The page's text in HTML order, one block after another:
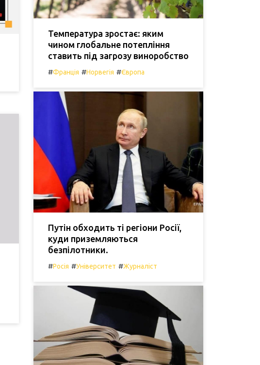
Температура зростає: яким
чином глобальне потепління
ставить під загрозу виноробство
#Франція #Норвегія #Європа
Путін обходить ті регіони Росії,
куди приземляються
безпілотники.
#Росія #Університет #Журналіст